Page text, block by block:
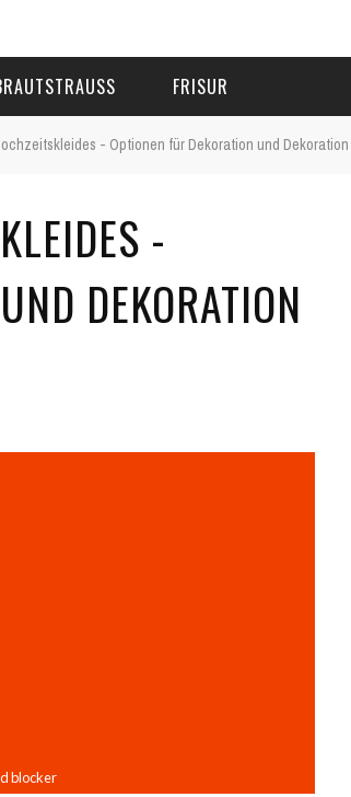
FRISUR
- Optionen für Dekoration und Dekoration
-
DEKORATION